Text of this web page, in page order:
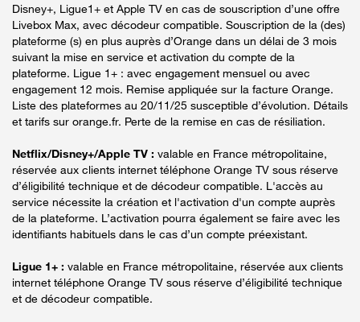
Disney+, Ligue1+ et Apple TV en cas de souscription d’une offre
Livebox Max, avec décodeur compatible. Souscription de la (des)
plateforme (s) en plus auprès d’Orange dans un délai de 3 mois
suivant la mise en service et activation du compte de la
plateforme. Ligue 1+ : avec engagement mensuel ou avec
engagement 12 mois. Remise appliquée sur la facture Orange.
Liste des plateformes au 20/11/25 susceptible d’évolution. Détails
et tarifs sur orange.fr. Perte de la remise en cas de résiliation.
Netflix/Disney+/Apple TV : valable en France métropolitaine,
réservée aux clients internet téléphone Orange TV sous réserve
d’éligibilité technique et de décodeur compatible. L'accès au
service nécessite la création et l'activation d'un compte auprès
de la plateforme. L’activation pourra également se faire avec les
identifiants habituels dans le cas d’un compte préexistant.
Ligue 1+ : valable en France métropolitaine, réservée aux clients
internet téléphone Orange TV sous réserve d’éligibilité technique
et de décodeur compatible.